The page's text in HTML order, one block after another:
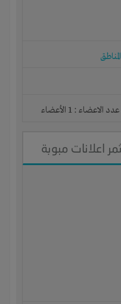
عدد الاعضاء : 1 الأعضاء
اعلانات مبوبة